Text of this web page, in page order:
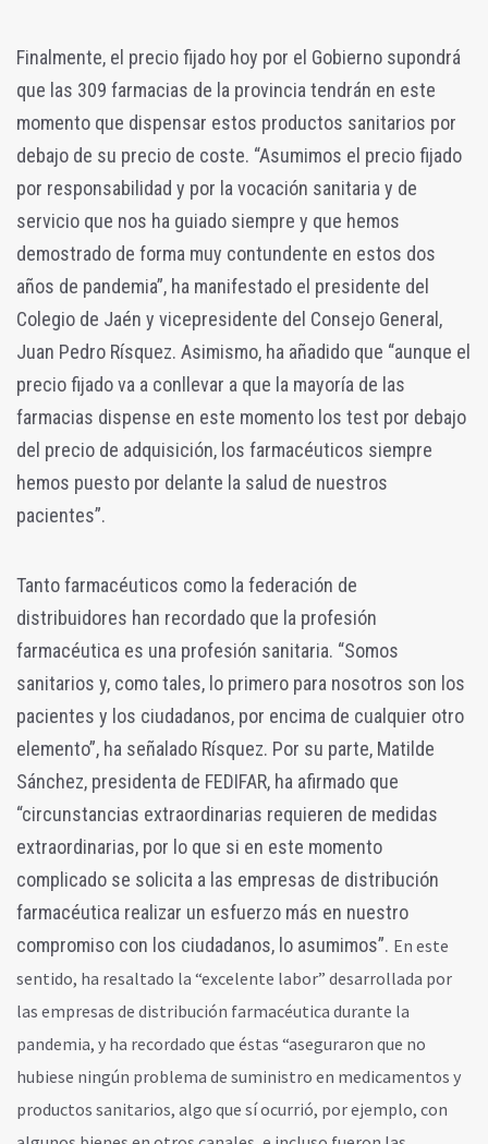
Finalmente, el precio fijado hoy por el Gobierno supondrá
que las 309 farmacias de la provincia tendrán en este
momento que dispensar estos productos sanitarios por
debajo de su precio de coste. “Asumimos el precio fijado
por responsabilidad y por la vocación sanitaria y de
servicio que nos ha guiado siempre y que hemos
demostrado de forma muy contundente en estos dos
años de pandemia”, ha manifestado el presidente del
Colegio de Jaén y vicepresidente del Consejo General,
Juan Pedro Rísquez. Asimismo, ha añadido que “aunque el
precio fijado va a conllevar a que la mayoría de las
farmacias dispense en este momento los test por debajo
del precio de adquisición, los farmacéuticos siempre
hemos puesto por delante la salud de nuestros
pacientes”.
Tanto farmacéuticos como la federación de
distribuidores han recordado que la profesión
farmacéutica es una profesión sanitaria. “Somos
sanitarios y, como tales, lo primero para nosotros son los
pacientes y los ciudadanos, por encima de cualquier otro
elemento”, ha señalado Rísquez. Por su parte, Matilde
Sánchez, presidenta de FEDIFAR, ha afirmado que
“circunstancias extraordinarias requieren de medidas
extraordinarias, por lo que si en este momento
complicado se solicita a las empresas de distribución
farmacéutica realizar un esfuerzo más en nuestro
compromiso con los ciudadanos, lo asumimos”. En este
sentido, ha resaltado la “excelente labor” desarrollada por
las empresas de distribución farmacéutica durante la
pandemia, y ha recordado que éstas “aseguraron que no
hubiese ningún problema de suministro en medicamentos y
productos sanitarios, algo que sí ocurrió, por ejemplo, con